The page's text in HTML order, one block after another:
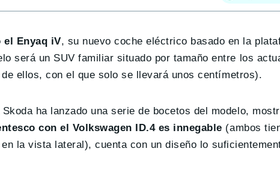
el Enyaq iV, su nuevo coche eléctrico basado en la
será un SUV familiar situado por tamaño entre los
ellos, con el que solo se llevará unos centímetros).
ha lanzado una serie de bocetos del modelo,
con el Volkswagen ID.4 es innegable (ambos
la vista lateral), cuenta con un diseño lo